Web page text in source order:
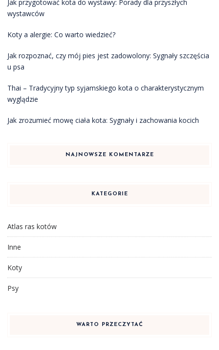
Jak przygotować kota do wystawy: Porady dla przyszłych
wystawców
Koty a alergie: Co warto wiedzieć?
Jak rozpoznać, czy mój pies jest zadowolony: Sygnały szczęścia
u psa
Thai – Tradycyjny typ syjamskiego kota o charakterystycznym
wyglądzie
Jak zrozumieć mowę ciała kota: Sygnały i zachowania kocich
NAJNOWSZE KOMENTARZE
KATEGORIE
Atlas ras kotów
Inne
Koty
Psy
WARTO PRZECZYTAĆ